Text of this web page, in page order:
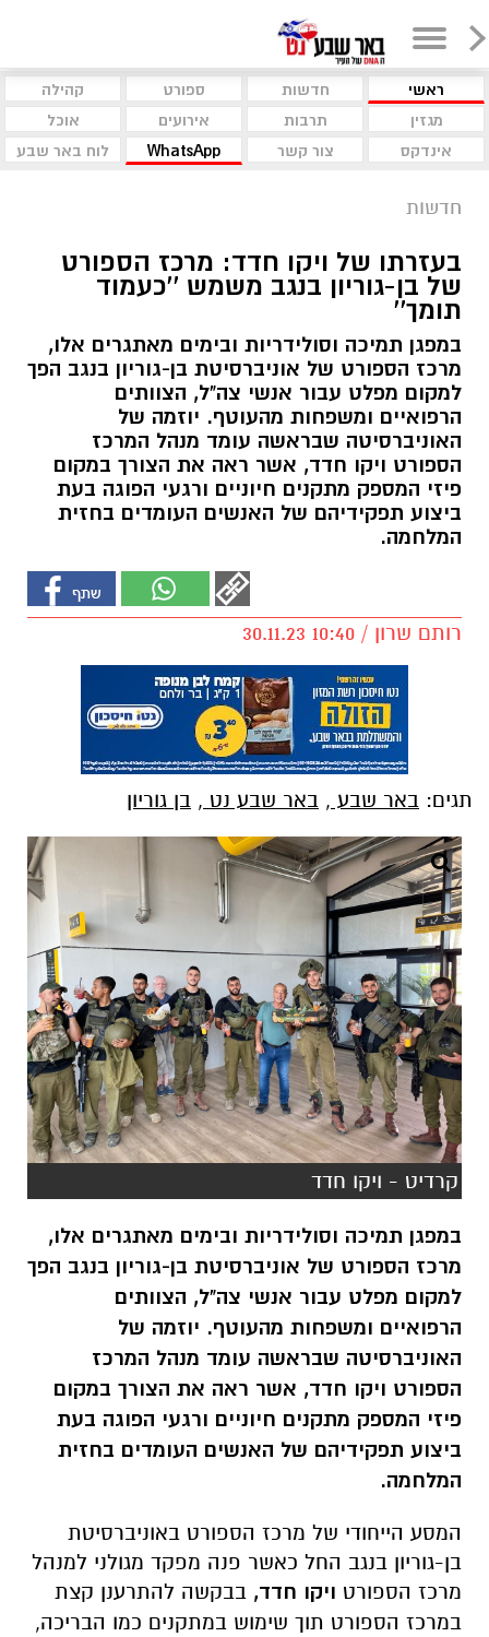
ראשי חדשות ספורט
קהילה
מגזין
תרבות אירועים
אוכל
אינדקס
צור קשר WhatsApp לוח באר שבע
חדשות
בעזרתו של ויקו חדד: מרכז הספורט
של בן-גוריון בנגב משמש ''כעמוד
תומך''
במפגן תמיכה וסולידריות ובימים מאתגרים אלו,
מרכז הספורט של אוניברסיטת בן-גוריון בנגב הפך
למקום מפלט עבור אנשי צה"ל, הצוותים
הרפואיים ומשפחות מהעוטף. יוזמה של
האוניברסיטה שבראשה עומד מנהל המרכז
הספורט ויקו חדד, אשר ראה את הצורך במקום
פיזי המספק מתקנים חיוניים ורגעי הפוגה בעת
ביצוע תפקידיהם של האנשים העומדים בחזית
המלחמה.
רותם שרון / 10:40 30.11.23
תגים: באר שבע , באר שבע נט , בן גוריון
קרדיט - ויקו חדד
במפגן תמיכה וסולידריות ובימים מאתגרים אלו,
מרכז הספורט של אוניברסיטת בן-גוריון בנגב הפך
למקום מפלט עבור אנשי צה"ל, הצוותים
הרפואיים ומשפחות מהעוטף. יוזמה של
האוניברסיטה שבראשה עומד מנהל המרכז
הספורט ויקו חדד, אשר ראה את הצורך במקום
פיזי המספק מתקנים חיוניים ורגעי הפוגה בעת
ביצוע תפקידיהם של האנשים העומדים בחזית
המלחמה.
המסע הייחודי של מרכז הספורט באוניברסיטת
בן-גוריון בנגב החל כאשר פנה מפקד מגולני למנהל
מרכז הספורט ויקו חדד, בבקשה להתרענן קצת
במרכז הספורט תוך שימוש במתקנים כמו הבריכה,